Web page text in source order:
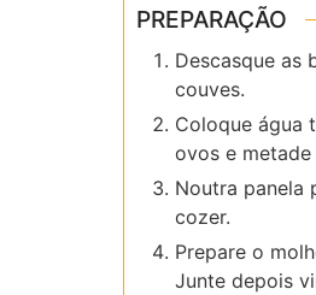
PREPARAÇÃO
Descasque as
couves.
Coloque água
ovos e
Noutra panela
cozer.
Prepare o
Junte depois